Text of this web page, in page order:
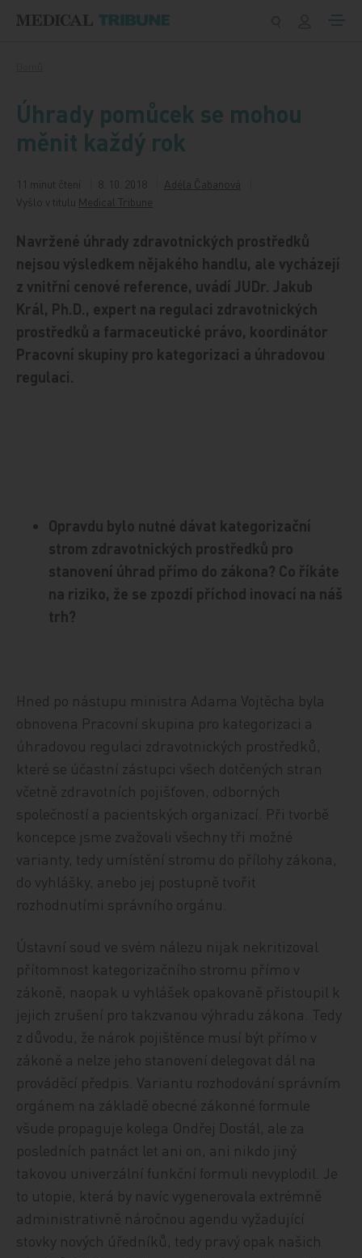
Úhrady pomůcek se mohou
měnit každý rok
11 minut čtení 8. 10. 2018
Adéla Čabanová
Vyšlo v titulu Medical Tribune
Navržené úhrady zdravotnických prostředků
nejsou výsledkem nějakého handlu, ale vycházejí
z vnitřní cenové reference, uvádí JUDr. Jakub
Král, Ph.D., expert na regulaci zdravotnických
prostředků a farmaceutické právo, koordinátor
Pracovní skupiny pro kategorizaci a úhradovou
regulaci.
Opravdu bylo nutné dávat kategorizační
strom zdravotnických prostředků pro
stanovení úhrad přímo do zákona? Co říkáte
na riziko, že se zpozdí příchod inovací na náš
trh?
Hned po nástupu ministra Adama Vojtěcha byla
obnovena Pracovní skupina pro kategorizaci a
úhradovou regulaci zdravotnických prostředků,
které se účastní zástupci všech dotčených stran
včetně zdravotních pojišťoven, odborných
společností a pacientských organizací. Při tvorbě
koncepce jsme zvažovali všechny tři možné
varianty, tedy umístění stromu do přílohy zákona,
do vyhlášky, anebo jej postupně tvořit
rozhodnutími správního orgánu.
Ústavní soud ve svém nálezu nijak nekritizoval
přítomnost kategorizačního stromu přímo v
zákoně, naopak u vyhlášek opakovaně přistoupil k
jejich zrušení pro takzvanou výhradu zákona. Tedy
z důvodu, že nárok pojištěnce musí být přímo v
zákoně a nelze jeho stanovení delegovat dál na
prováděcí předpis. Variantu rozhodování správním
orgánem na základě obecné zákonné formule
všude propaguje kolega Ondřej Dostál, ale za
posledních patnáct let ani on, ani nikdo jiný
takovou univerzální funkční formuli nevyplodil. Je
to utopie, která by navíc vygenerovala extrémně
administrativně náročnou agendu vyžadující
stovky nových úředníků, tedy pravý opak našich